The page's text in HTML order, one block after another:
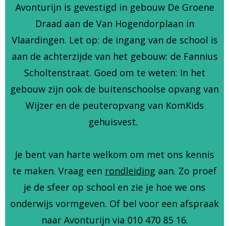
Avonturijn is gevestigd in gebouw De Groene
Draad aan de Van Hogendorplaan in
Vlaardingen. Let op: de ingang van de school is
aan de achterzijde van het gebouw: de Fannius
Scholtenstraat. Goed om te weten: In het
gebouw zijn ook de buitenschoolse opvang van
Wijzer en de peuteropvang van KomKids
gehuisvest.
Je bent van harte welkom om met ons kennis
te maken. Vraag een rondleiding aan. Zo proef
je de sfeer op school en zie je hoe we ons
onderwijs vormgeven. Of bel voor een afspraak
naar Avonturijn via 010 470 85 16.